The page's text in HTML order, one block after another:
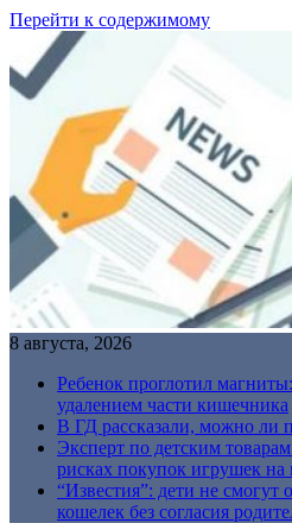
Перейти к содержимому
8 августа, 2026
Ребенок проглотил
удалением части кишечника
В ГД рассказали, можно ли
Эксперт по детским
рисках покупок игрушек на
“Известия”: дети не смогут
кошелек без согласия